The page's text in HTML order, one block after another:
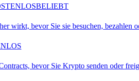
BELIEBT
wirkt, bevor Sie sie besuchen, bezahlen
bevor Sie Krypto senden oder